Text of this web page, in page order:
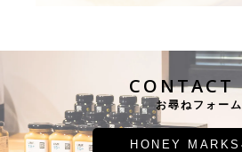
CONTACT
お尋ねフォーム
HONEY MARKS